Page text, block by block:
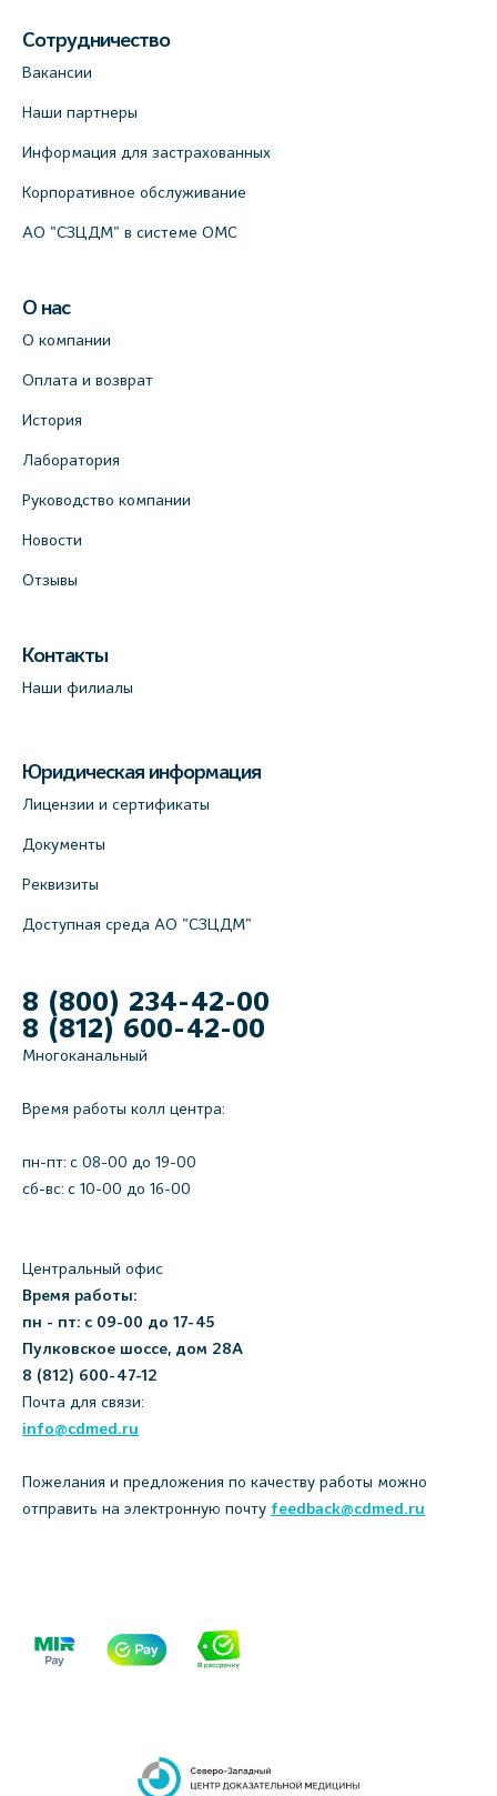
Сотрудничество
Вакансии
Наши партнеры
Информация для застрахованных
Корпоративное обслуживание
АО "СЗЦДМ" в системе ОМС
О нас
О компании
Оплата и возврат
История
Лаборатория
Руководство компании
Новости
Отзывы
Контакты
Наши филиалы
Юридическая информация
Лицензии и сертификаты
Документы
Реквизиты
Доступная среда АО "СЗЦДМ"
8 (800) 234-42-00
8 (812) 600-42-00
Многоканальный
Время работы колл центра:
пн-пт: c 08-00 до 19-00
сб-вс: с 10-00 до 16-00
Центральный офис
Время работы:
пн - пт: с 09-00 до 17-45
Пулковское шоссе, дом 28А
8 (812) 600-47-12
Почта для связи:
info@cdmed.ru
Пожелания и предложения по качеству работы можно
отправить на электронную почту feedback@cdmed.ru